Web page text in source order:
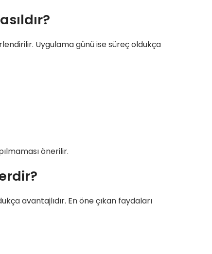
Uygulama günü ise süreç oldukça
önerilir.
avantajlıdır. En öne çıkan faydaları